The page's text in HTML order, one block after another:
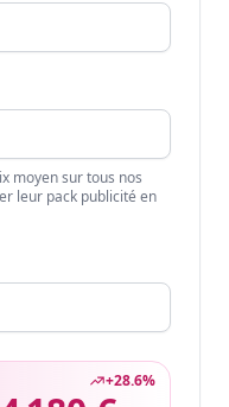
moyen sur tous nos
leur pack publicité en
+28.6%